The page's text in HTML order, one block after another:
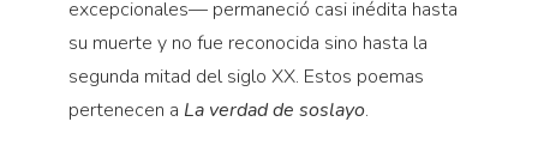
excepcionales— permaneció casi inédita hasta
su muerte y no fue reconocida sino hasta la
segunda mitad del siglo XX. Estos poemas
pertenecen a La verdad de soslayo.